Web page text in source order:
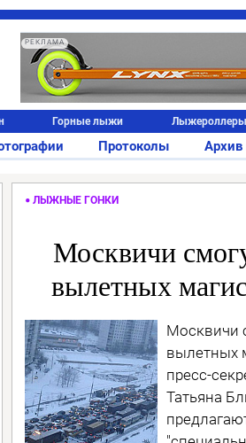
РЕКЛАМА
Горные лыжи Лыжероллеры
Протоколы Архив
ЛЫЖНЫЕ ГОНКИ
Москвичи
вылетных
Москвичи
вылетных
пресс-
Татьяна